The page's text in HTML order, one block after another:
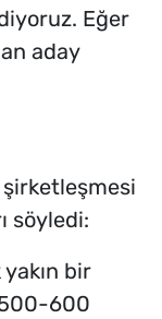
Eğer
aday
şirketleşmesi
söyledi:
bir
600